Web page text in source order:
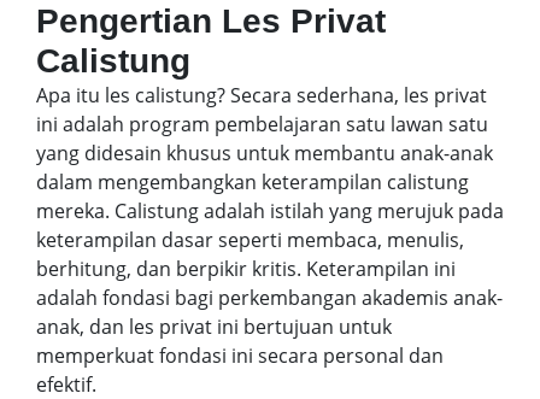
Pengertian Les Privat
Calistung
Apa itu les calistung? Secara sederhana, les privat
ini adalah program pembelajaran satu lawan satu
yang didesain khusus untuk membantu anak-anak
dalam mengembangkan keterampilan calistung
mereka. Calistung adalah istilah yang merujuk pada
keterampilan dasar seperti membaca, menulis,
berhitung, dan berpikir kritis. Keterampilan ini
adalah fondasi bagi perkembangan akademis anak-
anak, dan les privat ini bertujuan untuk
memperkuat fondasi ini secara personal dan
efektif.